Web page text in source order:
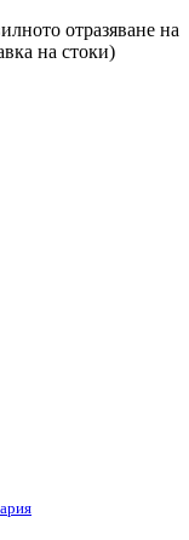
отразяване на
на стоки)